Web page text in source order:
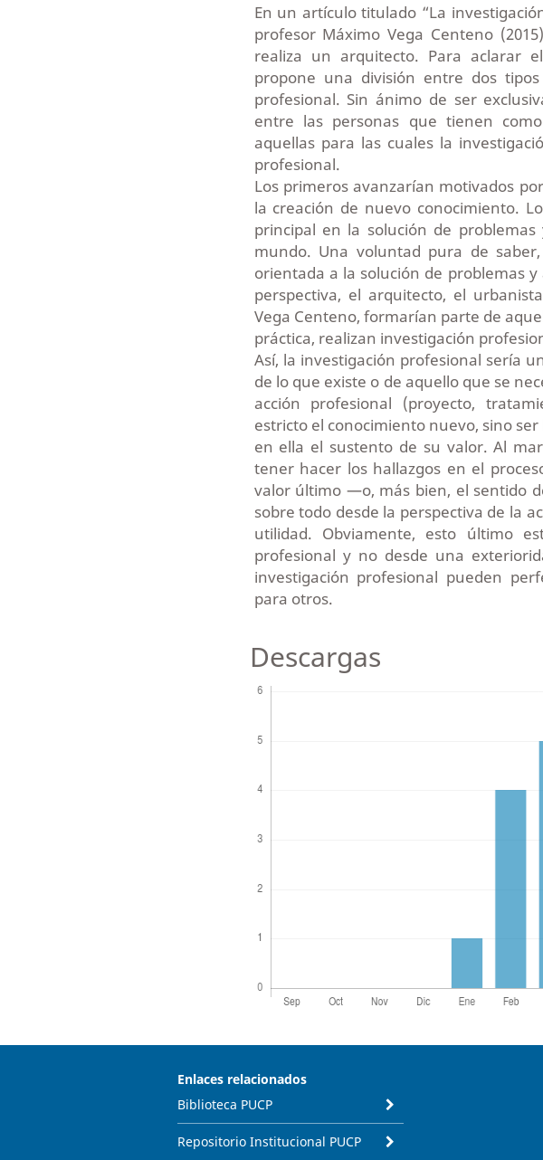
En un artículo titulado “La
profesor Máximo Vega Centeno
realiza un arquitecto. Para aclarar
propone una división entre dos
profesional. Sin ánimo de ser
entre las personas que tienen
aquellas para las cuales la
profesional.
Los primeros avanzarían motivados
la creación de nuevo conocimiento.
principal en la solución de
mundo. Una voluntad pura de
orientada a la solución de problemas
perspectiva, el arquitecto, el
Vega Centeno, formarían parte de
práctica, realizan investigación
Así, la investigación profesional sería
de lo que existe o de aquello que se
acción profesional (proyecto,
estricto el conocimiento nuevo, sino
en ella el sustento de su valor. Al
tener hacer los hallazgos en el
valor último —o, más bien, el sentido
sobre todo desde la perspectiva de la
utilidad. Obviamente, esto último
profesional y no desde una
investigación profesional pueden
para otros.
Descargas
Enlaces relacionados
Biblioteca PUCP
Repositorio Institucional PUCP